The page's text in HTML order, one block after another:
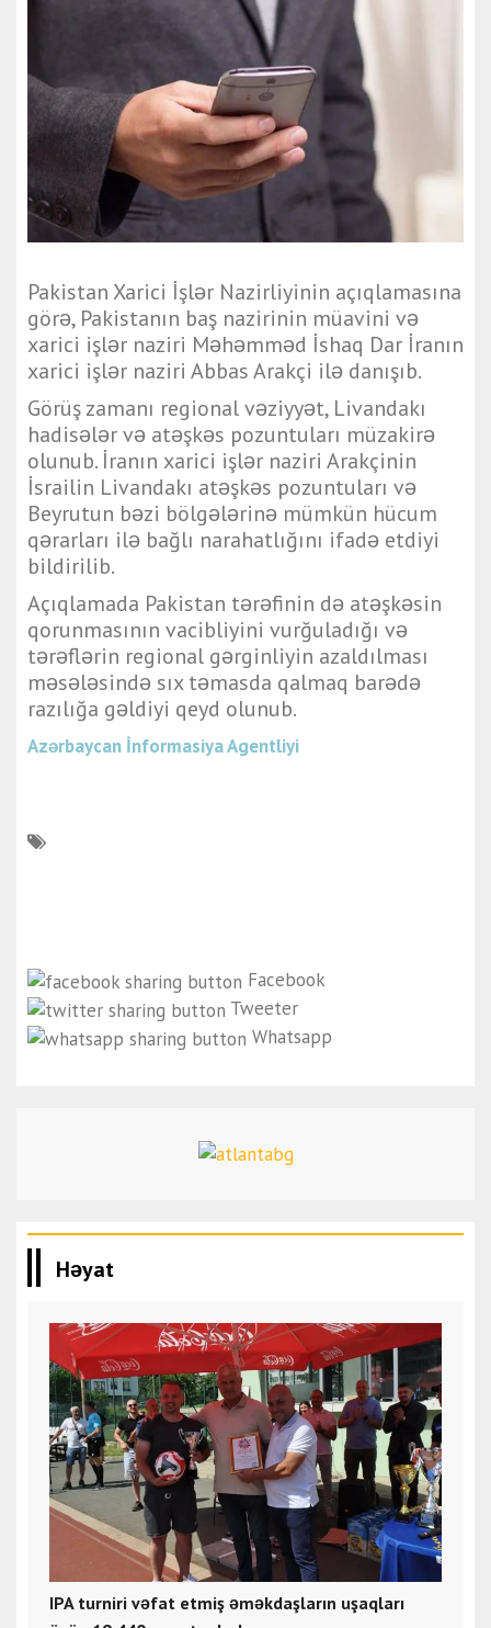
Pakistan Xarici İşlər Nazirliyinin açıqlamasına
görə, Pakistanın baş nazirinin müavini və
xarici işlər naziri Məhəmməd İshaq Dar İranın
xarici işlər naziri Abbas Arakçi ilə danışıb.
Görüş zamanı regional vəziyyət, Livandakı
hadisələr və atəşkəs pozuntuları müzakirə
olunub. İranın xarici işlər naziri Arakçinin
İsrailin Livandakı atəşkəs pozuntuları və
Beyrutun bəzi bölgələrinə mümkün hücum
qərarları ilə bağlı narahatlığını ifadə etdiyi
bildirilib.
Açıqlamada Pakistan tərəfinin də atəşkəsin
qorunmasının vacibliyini vurğuladığı və
tərəflərin regional gərginliyin azaldılması
məsələsində sıx təmasda qalmaq barədə
razılığa gəldiyi qeyd olunub.
Azərbaycan İnformasiya Agentliyi
Facebook
Tweeter
Whatsapp
Həyat
IPA turniri vəfat etmiş əməkdaşların uşaqları